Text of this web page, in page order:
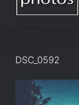
DSC_0592